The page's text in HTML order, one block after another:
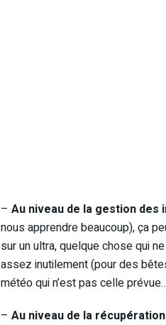
– Au niveau de la gestion des
nous apprendre beaucoup), ça
sur un ultra, quelque chose qui
assez inutilement (pour des
météo qui n’est pas celle
– Au niveau de la récupération